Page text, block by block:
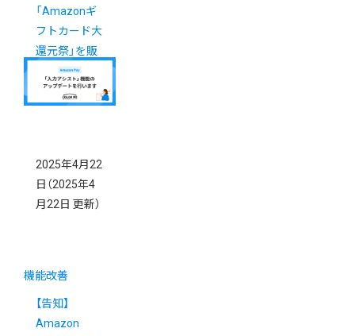
「Amazonギ
フトカード大
還元祭」を販
促に活用しま
しょう！
2025年4月22
日 （2025年4
月22日 更新）
機能改善
【告知】
Amazon